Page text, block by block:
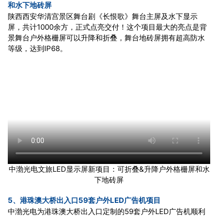
和水下地砖屏
陕西西安华清宫景区舞台剧《长恨歌》舞台主屏及水下显示
屏，共计1000余方，正式点亮交付！这个项目最大的亮点是背
景舞台户外格栅屏可以升降和折叠，舞台地砖屏拥有超高防水
等级，达到IP68。
中渤光电文旅LED显示屏新项目：可折叠&升降户外格栅屏和水
下地砖屏
5、港珠澳大桥出入口59套户外LED广告机项目
中渤光电为港珠澳大桥出入口定制的59套户外LED广告机顺利